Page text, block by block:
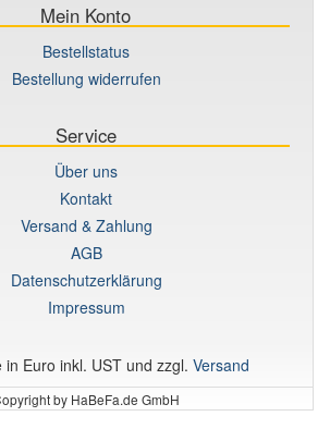
Mein Konto
Bestellstatus
Bestellung widerrufen
Service
Über uns
Kontakt
Versand & Zahlung
AGB
Datenschutzerklärung
Impressum
in Euro inkl. UST und zzgl. Versand
by HaBeFa.de GmbH